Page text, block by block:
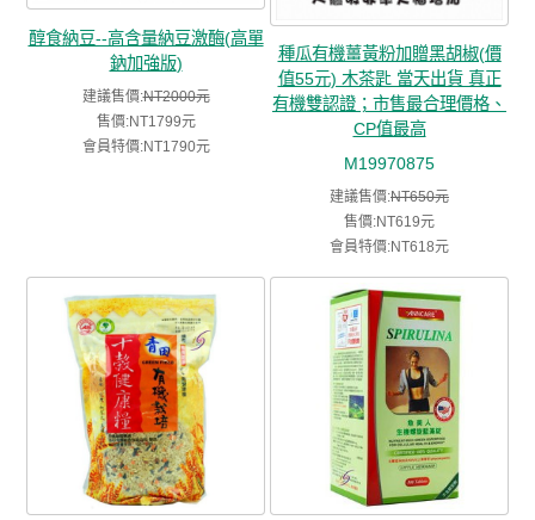
醇食納豆--高含量納豆激酶(高單
鈉加強版)
建議售價:NT2000元
售價:NT1799元
會員特價:NT1790元
種瓜有機薑黃粉加贈黑胡椒(價
值55元) 木茶匙 當天出貨 真正
有機雙認證；市售最合理價格、
CP值最高
M19970875
建議售價:NT650元
售價:NT619元
會員特價:NT618元